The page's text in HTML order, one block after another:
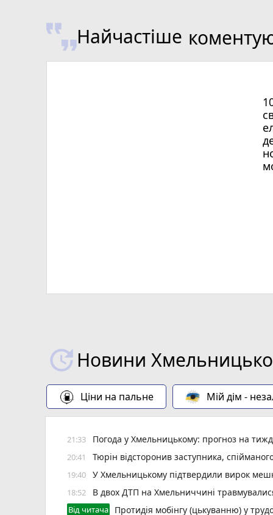
Найчастіше
Новини
Ціни на пальне Мій дім -
21:33 Погода у Хмельницькому: прогноз на
20:41 Тюрін відсторонив заступника,
19:40 У Хмельницькому підтвердили вирок
18:52 В двох ДТП на Хмельниччині
Від читача
Протидія мобінгу (цькуванню) у